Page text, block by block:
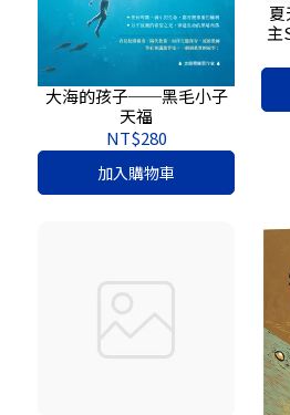
大海的孩子──黑毛小子
天福
NT$280
加入購物車
主